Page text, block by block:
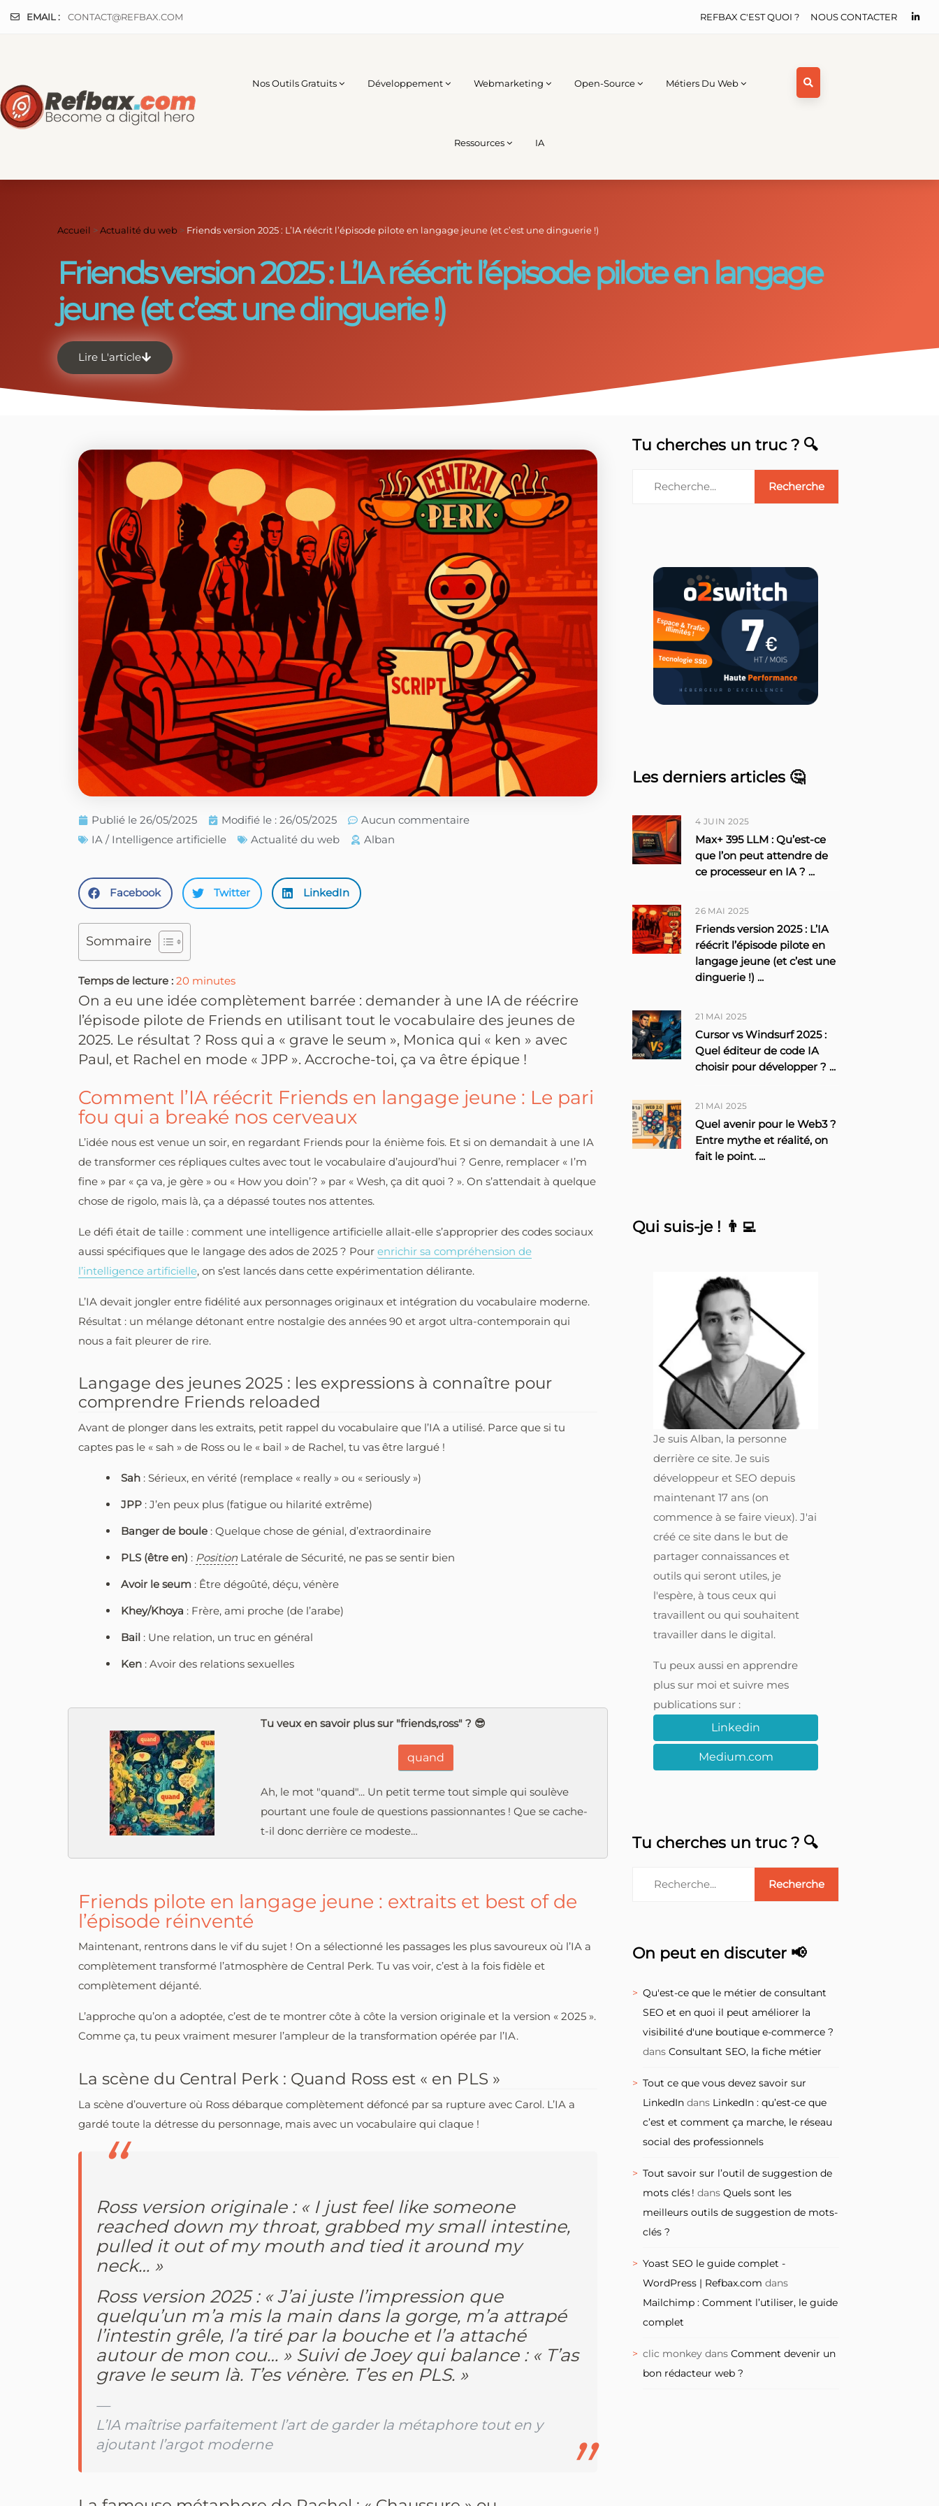
EMAIL : CONTACT@REFBAX.COM NOUS CONTACTER
REFBAX C'EST QUOI ?
Nos Outils Gratuits Développement Webmarketing Open-Source Métiers Du Web
Ressources IA
Accueil > Actualité du web > Friends version 2025 : L’IA réécrit l’épisode pilote en langage jeune (et c’est une dinguerie !)
Friends version 2025 : L’IA réécrit l’épisode pilote en langage
jeune (et c’est une dinguerie !)
Lire L'article
Publié le 26/05/2025 Modifié le : 26/05/2025
Aucun commentaire
IA / Intelligence artificielle
Actualité du web Alban
Facebook Twitter LinkedIn
Sommaire
Temps de lecture : 20 minutes
On a eu une idée complètement barrée : demander à une IA de réécrire
l’épisode pilote de Friends en utilisant tout le vocabulaire des jeunes de
2025. Le résultat ? Ross qui a « grave le seum », Monica qui « ken » avec
Paul, et Rachel en mode « JPP ». Accroche-toi, ça va être épique !
Comment l’IA réécrit Friends en langage jeune : Le pari
fou qui a breaké nos cerveaux
L’idée nous est venue un soir, en regardant Friends pour la énième fois. Et si on demandait à une IA
de transformer ces répliques cultes avec tout le vocabulaire d’aujourd’hui ? Genre, remplacer « I’m
fine » par « ça va, je gère » ou « How you doin’? » par « Wesh, ça dit quoi ? ». On s’attendait à quelque
chose de rigolo, mais là, ça a dépassé toutes nos attentes.
Le défi était de taille : comment une intelligence artificielle allait-elle s’approprier des codes sociaux
aussi spécifiques que le langage des ados de 2025 ? Pour enrichir sa compréhension de
l’intelligence artificielle, on s’est lancés dans cette expérimentation délirante.
L’IA devait jongler entre fidélité aux personnages originaux et intégration du vocabulaire moderne.
Résultat : un mélange détonant entre nostalgie des années 90 et argot ultra-contemporain qui
nous a fait pleurer de rire.
Langage des jeunes 2025 : les expressions à connaître pour
comprendre Friends reloaded
Avant de plonger dans les extraits, petit rappel du vocabulaire que l’IA a utilisé. Parce que si tu
captes pas le « sah » de Ross ou le « bail » de Rachel, tu vas être largué !
Sah : Sérieux, en vérité (remplace « really » ou « seriously »)
JPP : J’en peux plus (fatigue ou hilarité extrême)
Banger de boule : Quelque chose de génial, d’extraordinaire
PLS (être en) : Position Latérale de Sécurité, ne pas se sentir bien
Avoir le seum : Être dégoûté, déçu, vénère
Khey/Khoya : Frère, ami proche (de l’arabe)
Bail : Une relation, un truc en général
Ken : Avoir des relations sexuelles
Tu veux en savoir plus sur "friends,ross" ? 😎
quand
Ah, le mot "quand"... Un petit terme tout simple qui soulève
pourtant une foule de questions passionnantes ! Que se cache-
t-il donc derrière ce modeste…
Friends pilote en langage jeune : extraits et best of de
l’épisode réinventé
Maintenant, rentrons dans le vif du sujet ! On a sélectionné les passages les plus savoureux où l’IA a
complètement transformé l’atmosphère de Central Perk. Tu vas voir, c’est à la fois fidèle et
complètement déjanté.
L’approche qu’on a adoptée, c’est de te montrer côte à côte la version originale et la version « 2025 ».
Comme ça, tu peux vraiment mesurer l’ampleur de la transformation opérée par l’IA.
La scène du Central Perk : Quand Ross est « en PLS »
La scène d’ouverture où Ross débarque complètement défoncé par sa rupture avec Carol. L’IA a
gardé toute la détresse du personnage, mais avec un vocabulaire qui claque !
Ross version originale : « I just feel like someone
reached down my throat, grabbed my small intestine,
pulled it out of my mouth and tied it around my
neck… »
Ross version 2025 : « J’ai juste l’impression que
quelqu’un m’a mis la main dans la gorge, m’a attrapé
l’intestin grêle, l’a tiré par la bouche et l’a attaché
autour de mon cou… » Suivi de Joey qui balance : « T’as
grave le seum là. T’es vénère. T’es en PLS. »
L’IA maîtrise parfaitement l’art de garder la métaphore tout en y
ajoutant l’argot moderne
Tu cherches un truc ? 🔍
Les derniers articles 🤔
4 JUIN 2025
Max+ 395 LLM : Qu’est-ce
que l’on peut attendre de
ce processeur en IA ? ...
26 MAI 2025
Friends version 2025 : L’IA
réécrit l’épisode pilote en
langage jeune (et c’est une
dinguerie !) ...
21 MAI 2025
Cursor vs Windsurf 2025 :
Quel éditeur de code IA
choisir pour développer ? ...
21 MAI 2025
Quel avenir pour le Web3 ?
Entre mythe et réalité, on
fait le point. ...
Qui suis-je ! 👨‍💻
Je suis Alban, la personne
derrière ce site. Je suis
développeur et SEO depuis
maintenant 17 ans (on
commence à se faire vieux). J'ai
créé ce site dans le but de
partager connaissances et
outils qui seront utiles, je
l'espère, à tous ceux qui
travaillent ou qui souhaitent
travailler dans le digital.
Tu peux aussi en apprendre
plus sur moi et suivre mes
publications sur :
Linkedin
Medium.com
Tu cherches un truc ? 🔍
On peut en discuter 📢
Qu'est-ce que le métier de consultant
SEO et en quoi il peut améliorer la
visibilité d'une boutique e-commerce ?
dansConsultant SEO, la fiche métier
Tout ce que vous devez savoir sur
LinkedIn dans LinkedIn : qu’est-ce que
c’est et comment ça marche, le réseau
social des professionnels
Tout savoir sur l’outil de suggestion de
mots clés ! dansQuels sont les
meilleurs outils de suggestion de mots-
clés ?
Yoast SEO le guide complet -
WordPress | Refbax.com dans
Mailchimp : Comment l’utiliser, le guide
complet
clic monkey dansComment devenir un
bon rédacteur web ?